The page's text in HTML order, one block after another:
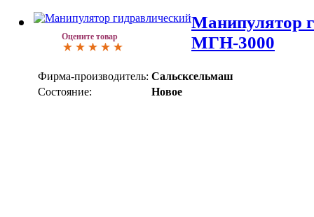
Оцените товар
Манипулятор
МГН-3000
Фирма-производитель: Сальсксельмаш
Состояние:
Новое